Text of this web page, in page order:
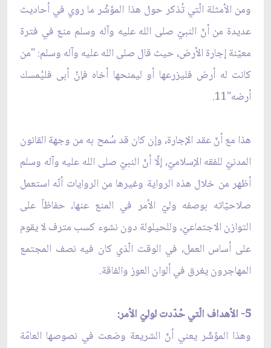
ومن الأمثلة الّتي تُذكر حول هذا المؤشِّر ما روي في أحاديث
عديدة من أنّ النبيّ صلى الله عليه وآله وسلم منع في فترة
معيّنة إجارة الأرض، حيث قال صلى الله عليه وآله وسلم: "من
كانت له أرض فليزرعها أو ليمنحها أخاه فإنْ أبى فليُمسك
أرضه"11.
هذا مع أنّ عقد الإجارة، وإن كان قد سُمح به من وجهة القانون
المدنيّ للفقه الإسلاميّ، إلّا أنّ النبيّ صلى الله عليه وآله وسلم
أظهر من خلال هذه الرواية وغيرها من الروايات أنّه استعمل
صلاحيّاته بوصفه وليّ الأمر في المنع عنها، حفاظاً على
التوازن الاجتماعيّ، وللحيلولة دون نشوء كسب مترف لا يقوم
على أساس العمل، في الوقت الّذي كان فيه نصف المجتمع
المهاجرون يغرق في ألوان العوز والفاقة.
5- الأهداف الّتي حُدّدت لوليّ الأمر:
وهذا المؤشّر يعني أنّ الشريعة وضعت في نصوصها العامّة